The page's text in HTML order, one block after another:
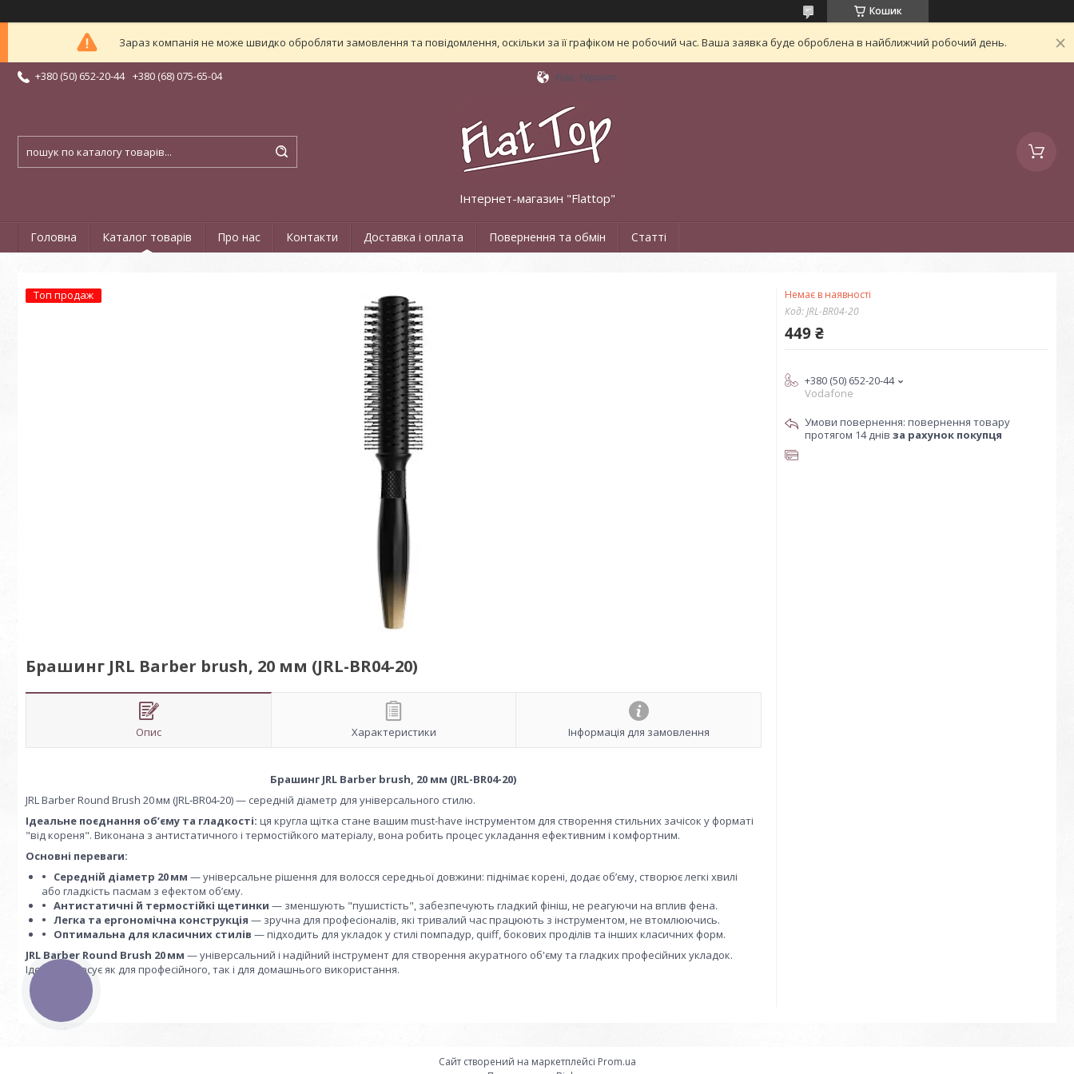
Кошик
Зараз компанія не може швидко обробляти замовлення та повідомлення, оскільки за її графіком не робочий час. Ваша заявка буде оброблена в найближчий робочий день.
+380 (50) 652-20-44 +380 (68) 075-65-04 Київ, Україна
Інтернет-магазин "Flattop"
Головна Каталог товарів Про нас Контакти Доставка і оплата Повернення та обмін Статті
Топ продаж
Брашинг JRL Barber brush, 20 мм (JRL-BR04-20)
Опис Характеристики Інформація для замовлення
Брашинг JRL Barber brush, 20 мм (JRL-BR04-20)
JRL Barber Round Brush 20 мм (JRL‑BR04‑20) — середній діаметр для універсального стилю.
Ідеальне поєднання об’єму та гладкості: ця кругла щітка стане вашим must-have інструментом для створення стильних зачісок у форматі
"від кореня". Виконана з антистатичного і термостійкого матеріалу, вона робить процес укладання ефективним і комфортним.
Основні переваги:
Середній діаметр 20 мм — універсальне рішення для волосся середньої довжини: піднімає корені, додає об’єму, створює легкі хвилі
або гладкість пасмам з ефектом об’єму.
Антистатичні й термостійкі щетинки — зменшують "пушистість", забезпечують гладкий фініш, не реагуючи на вплив фена.
Легка та ергономічна конструкція — зручна для професіоналів, які тривалий час працюють з інструментом, не втомлюючись.
Оптимальна для класичних стилів — підходить для укладок у стилі помпадур, quiff, бокових проділів та інших класичних форм.
JRL Barber Round Brush 20 мм — універсальний і надійний інструмент для створення акуратного об'єму та гладких професійних укладок.
Ідеально пасує як для професійного, так і для домашнього використання.
Немає в наявності
Код:JRL-BR04-20
449 ₴
+380 (50) 652-20-44
Vodafone
повернення товару
протягом 14 днів за рахунок покупця
Сайт створений на маркетплейсі Prom.ua